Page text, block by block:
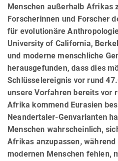
Menschen außerhalb Afrikas
Forscherinnen und Forscher
für evolutionäre
University of California,
und moderne menschliche
herausgefunden, dass dies
Schlüsselereignis vor rund
unsere Vorfahren bereits vor
Afrika kommend Eurasien
Neandertaler-Genvarianten
Menschen wahrscheinlich,
Afrikas anzupassen,
modernen Menschen fehlen,